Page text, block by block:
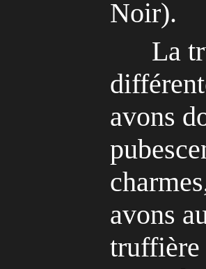
Noir).
La
avons
avons
truffière